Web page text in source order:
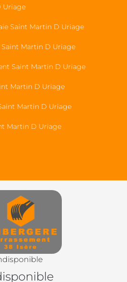
Uriage
Saint Martin D Uriage
Martin D Uriage
Saint Martin D Uriage
Martin D Uriage
Martin D Uriage
Martin D Uriage